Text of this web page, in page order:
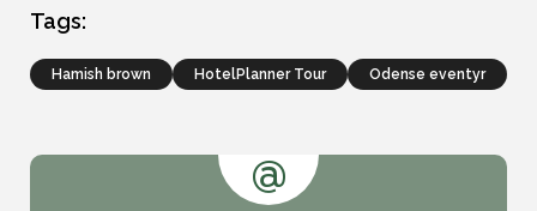
Tags:
hamish brown HotelPlanner Tour odense eventyr
@